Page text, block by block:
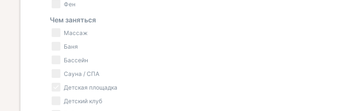
Фен
Чем заняться
Массаж
Баня
Бассейн
Сауна / СПА
Детская площадка
Детский клуб